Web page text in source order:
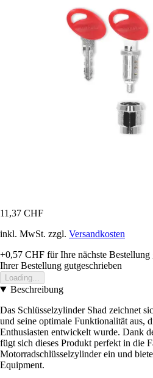
11,37 CHF
inkl. MwSt. zzgl. Versandkosten
+0,57 CHF für Ihre nächste Bestellung
Ihrer Bestellung gutgeschrieben
Loading...
Beschreibung
Das Schlüsselzylinder Shad zeichnet
und seine optimale Funktionalität aus,
Enthusiasten entwickelt wurde. Dank
fügt sich dieses Produkt perfekt in die
Motorradschlüsselzylinder ein und
Equipment.